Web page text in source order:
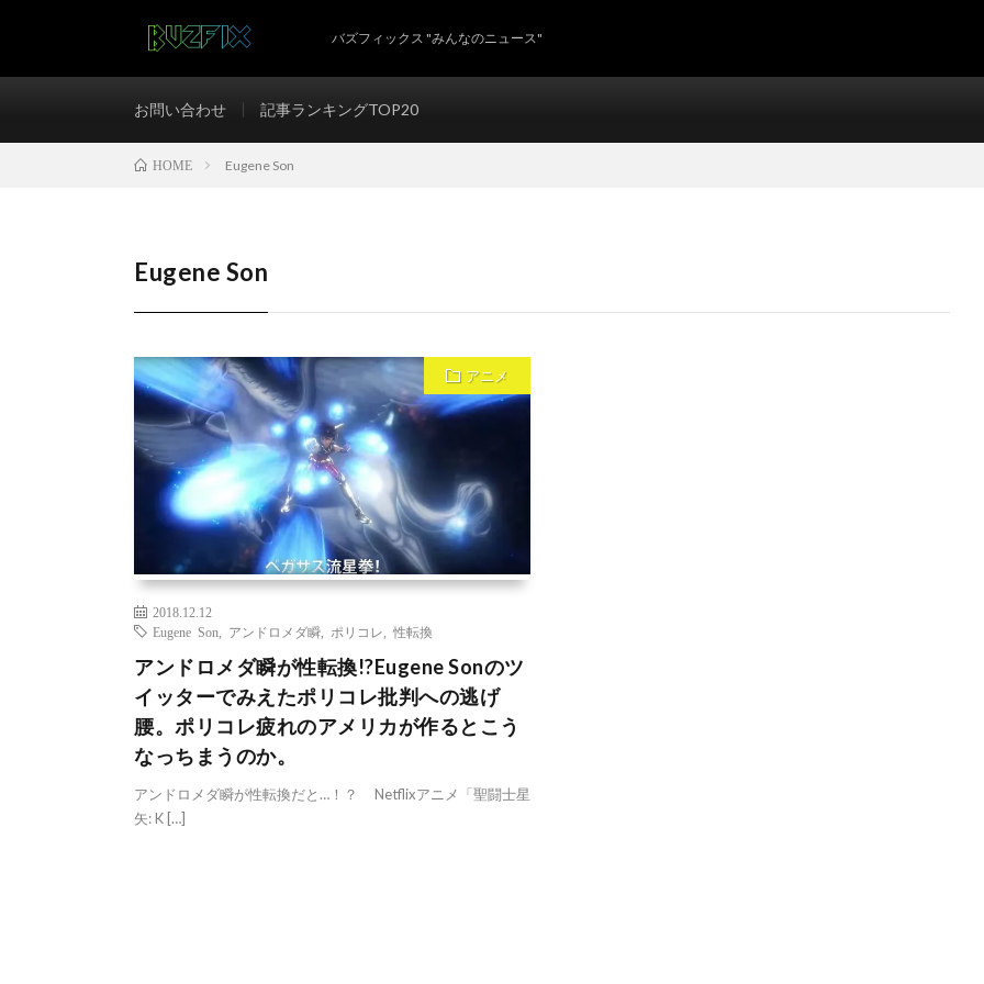
バズフィックス "みんなのニュース"
お問い合わせ 記事ランキングTOP20
HOME Eugene Son
Eugene Son
アニメ
2018.12.12
Eugene Son
アンドロメダ瞬 ポリコレ 性転換
アンドロメダ瞬が性転換!?Eugene Sonのツ
イッターでみえたポリコレ批判への逃げ
腰。ポリコレ疲れのアメリカが作るとこう
なっちまうのか。
アンドロメダ瞬が性転換だと…！？ Netflixアニメ「聖闘士星
矢: K […]